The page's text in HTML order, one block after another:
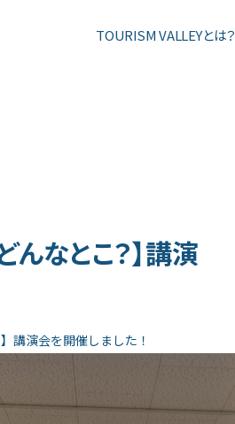
TOURISM VALLEYとは？
なとこ？】講演
講演会を開催しました！